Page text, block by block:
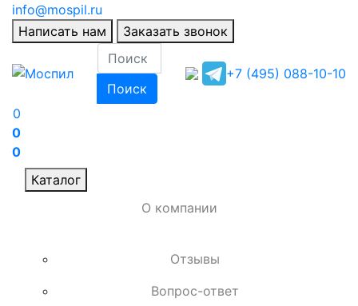
info@mospil.ru
Написать нам
Заказать звонок
Поиск
+7 (495) 088-10-10
0
0
0
Каталог
О компании
Отзывы
Вопрос-ответ